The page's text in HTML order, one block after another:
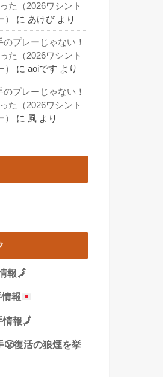
た（2026ワシント
に あけび より
のプレーじゃない！
た（2026ワシント
に aoiです より
のプレーじゃない！
た（2026ワシント
に 風 より
報🗾
情報
情報🗾
😤復活の狼煙を挙